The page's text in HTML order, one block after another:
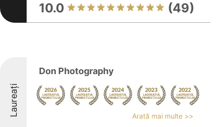
10.0 (49)
Laureați
Don Photography
Arată mai multe >>